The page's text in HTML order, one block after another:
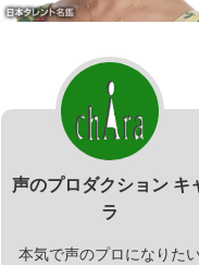
声のプロダクション キ
ラ
本気で声のプロになりたい